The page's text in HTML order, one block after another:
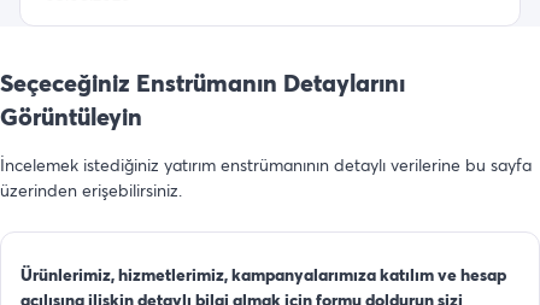
Seçeceğiniz Enstrümanın Detaylarını
Görüntüleyin
İncelemek istediğiniz yatırım enstrümanının detaylı verilerine bu sayfa
üzerinden erişebilirsiniz.
Ürünlerimiz, hizmetlerimiz, kampanyalarımıza katılım ve hesap
açılışına ilişkin detaylı bilgi almak için formu doldurun sizi